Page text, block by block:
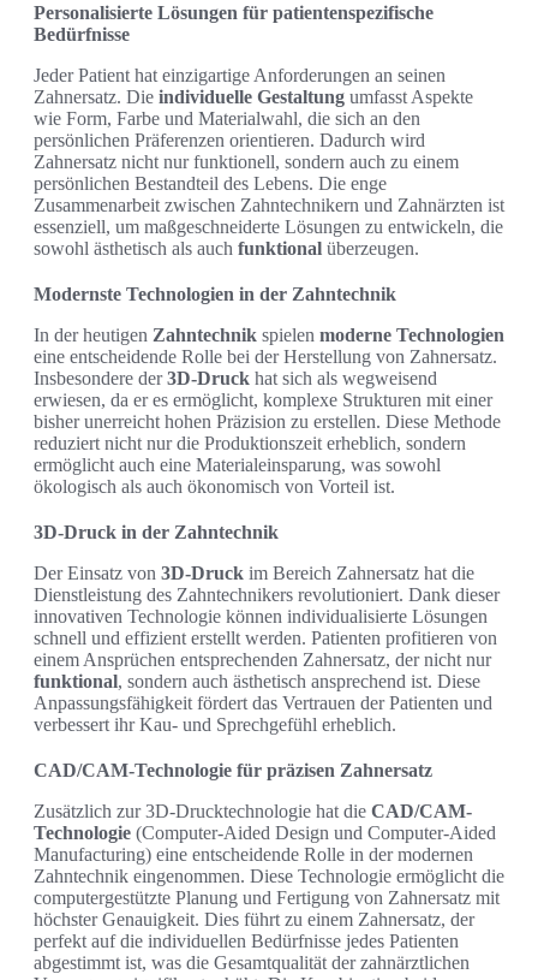
Personalisierte Lösungen für patientenspezifische
Bedürfnisse
Jeder Patient hat einzigartige Anforderungen an seinen
Zahnersatz. Die individuelle Gestaltung umfasst Aspekte
wie Form, Farbe und Materialwahl, die sich an den
persönlichen Präferenzen orientieren. Dadurch wird
Zahnersatz nicht nur funktionell, sondern auch zu einem
persönlichen Bestandteil des Lebens. Die enge
Zusammenarbeit zwischen Zahntechnikern und Zahnärzten ist
essenziell, um maßgeschneiderte Lösungen zu entwickeln, die
sowohl ästhetisch als auch funktional überzeugen.
Modernste Technologien in der Zahntechnik
In der heutigen Zahntechnik spielen moderne Technologien
eine entscheidende Rolle bei der Herstellung von Zahnersatz.
Insbesondere der3D-Druck hat sich als wegweisend
erwiesen, da er es ermöglicht, komplexe Strukturen mit einer
bisher unerreicht hohen Präzision zu erstellen. Diese Methode
reduziert nicht nur die Produktionszeit erheblich, sondern
ermöglicht auch eine Materialeinsparung, was sowohl
ökologisch als auch ökonomisch von Vorteil ist.
3D-Druck in der Zahntechnik
Der Einsatz von 3D-Druck im Bereich Zahnersatz hat die
Dienstleistung des Zahntechnikers revolutioniert. Dank dieser
innovativen Technologie können individualisierte Lösungen
schnell und effizient erstellt werden. Patienten profitieren von
einem Ansprüchen entsprechenden Zahnersatz, der nicht nur
funktional, sondern auch ästhetisch ansprechend ist. Diese
Anpassungsfähigkeit fördert das Vertrauen der Patienten und
verbessert ihr Kau- und Sprechgefühl erheblich.
CAD/CAM-Technologie für präzisen Zahnersatz
Zusätzlich zur 3D-Drucktechnologie hat die CAD/CAM-
Technologie (Computer-Aided Design und Computer-Aided
Manufacturing) eine entscheidende Rolle in der modernen
Zahntechnik eingenommen. Diese Technologie ermöglicht die
computergestützte Planung und Fertigung von Zahnersatz mit
höchster Genauigkeit. Dies führt zu einem Zahnersatz, der
perfekt auf die individuellen Bedürfnisse jedes Patienten
abgestimmt ist, was die Gesamtqualität der zahnärztlichen